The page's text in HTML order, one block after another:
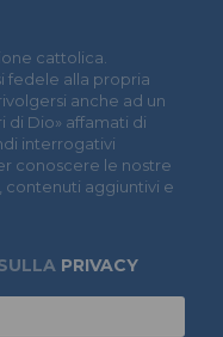
cattolica.
fedele alla propria
anche ad un
di Dio» affamati di
interrogativi
conoscere le nostre
contenuti aggiuntivi e
PRIVACY